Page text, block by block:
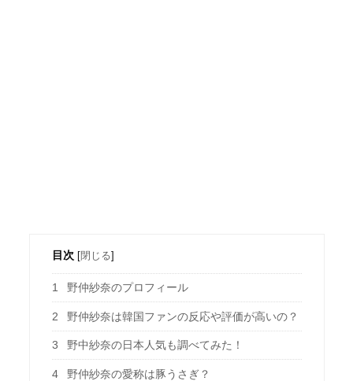
目次 [閉じる]
1 野仲紗奈のプロフィール
2 野仲紗奈は韓国ファンの反応や評価が高いの？
3 野中紗奈の日本人気も調べてみた！
4 野仲紗奈の愛称は豚うさぎ？